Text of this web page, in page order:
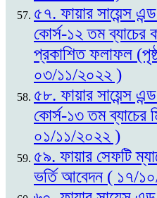
৫৭. ফায়ার সায়েন্স
কোর্স-১২ তম ব্যাচের
প্রকাশিত ফলাফল
০৩/১১/২০২২ )
৫৮. ফায়ার সায়েন্স
কোর্স-১৩ তম ব্যাচের
০১/১১/২০২২ )
৫৯. ফায়ার সেফটি
ভর্তি আবেদন ( ১৭/